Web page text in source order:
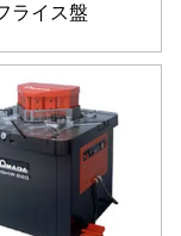
ライス盤